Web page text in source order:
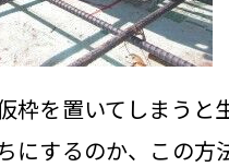
枠を置いてしまうと
にするのか、この方